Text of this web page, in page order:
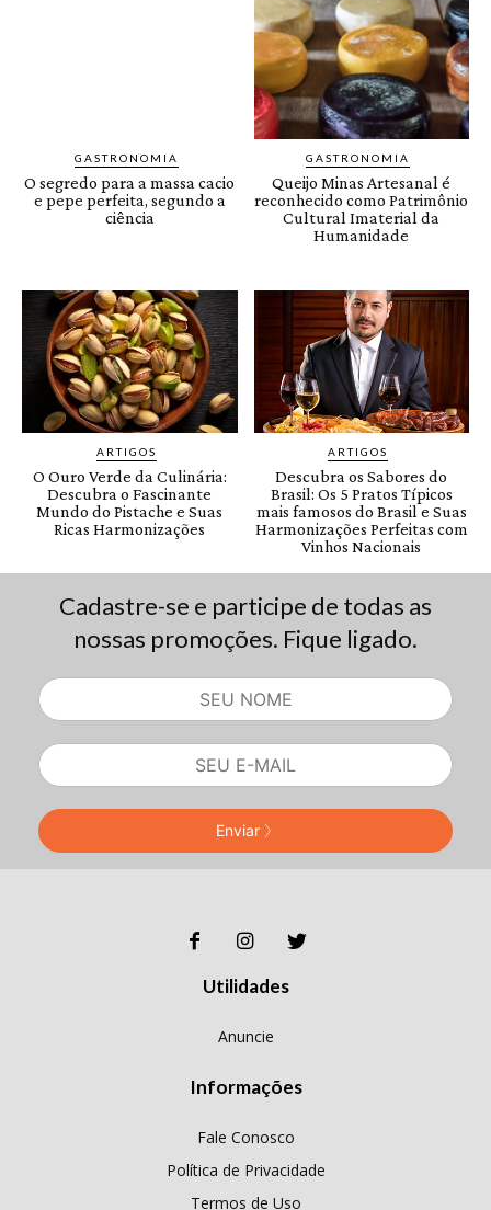
Cadastre-se e participe de todas as
nossas promoções. Fique ligado.
Enviar
Utilidades
Anuncie
Informações
Fale Conosco
Política de Privacidade
Termos de Uso